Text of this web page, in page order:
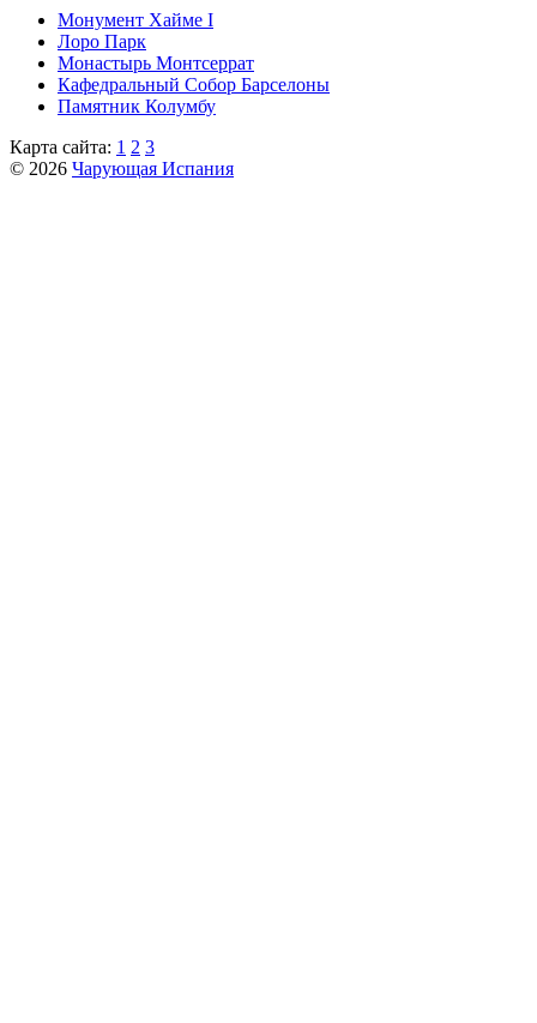
Монумент Хайме I
Лоро Парк
Монастырь Монтсеррат
Кафeдрaльный Собор Барселоны
Пaмятник Колумбу
Карта сайта: 1 2 3
© 2026 Чарующая Испания